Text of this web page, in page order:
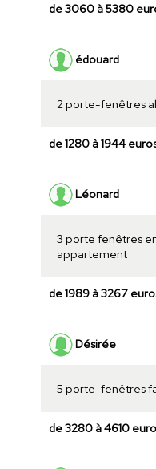
de 3060 à 5380
édouard
2 porte-fenêtres
de 1280 à 1944
Léonard
3 porte fenêtres
appartement
de 1989 à 3267
Désirée
5 porte-fenêtres
de 3280 à 4610